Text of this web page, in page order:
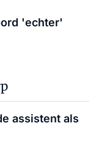
'echter'
assistent als